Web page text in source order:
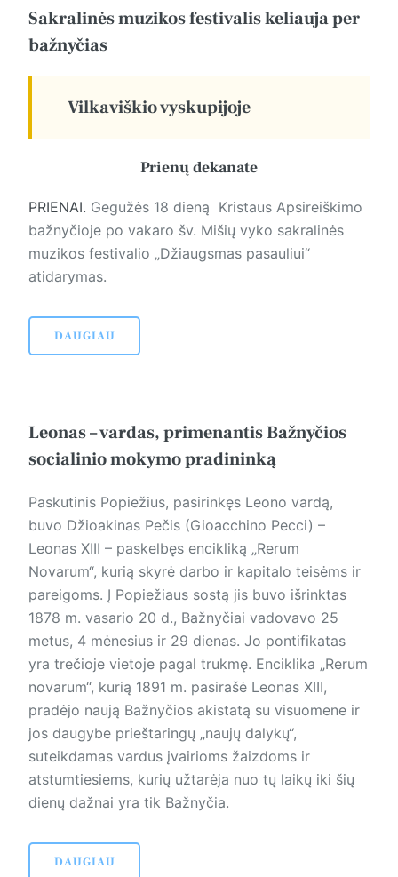
Sakralinės muzikos festivalis keliauja per
bažnyčias
Vilkaviškio vyskupijoje
Prienų dekanate
PRIENAI. Gegužės 18 dieną Kristaus Apsireiškimo
bažnyčioje po vakaro šv. Mišių vyko sakralinės
muzikos festivalio „Džiaugsmas pasauliui“
atidarymas.
DAUGIAU
Leonas – vardas, primenantis Bažnyčios
socialinio mokymo pradininką
Paskutinis Popiežius, pasirinkęs Leono vardą,
buvo Džioakinas Pečis (Gioacchino Pecci) –
Leonas XIII – paskelbęs encikliką „Rerum
Novarum“, kurią skyrė darbo ir kapitalo teisėms ir
pareigoms. Į Popiežiaus sostą jis buvo išrinktas
1878 m. vasario 20 d., Bažnyčiai vadovavo 25
metus, 4 mėnesius ir 29 dienas. Jo pontifikatas
yra trečioje vietoje pagal trukmę. Enciklika „Rerum
novarum“, kurią 1891 m. pasirašė Leonas XIII,
pradėjo naują Bažnyčios akistatą su visuomene ir
jos daugybe prieštaringų „naujų dalykų“,
suteikdamas vardus įvairioms žaizdoms ir
atstumtiesiems, kurių užtarėja nuo tų laikų iki šių
dienų dažnai yra tik Bažnyčia.
DAUGIAU